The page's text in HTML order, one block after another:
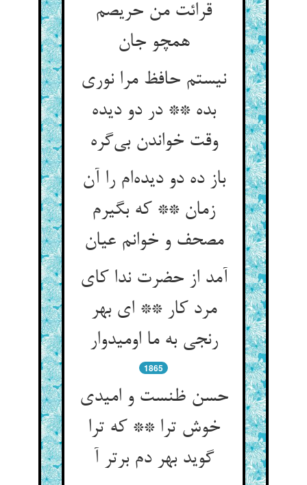
قرائت من حریصم
همچو جان
نیستم حافظ مرا نوری
بده ** در دو دیده
وقت خواندن بی‌گره
باز ده دو دیده‌ام را آن
زمان ** که بگیرم
مصحف و خوانم عیان
آمد از حضرت ندا کای
مرد کار ** ای بهر
رنجی به ما اومیدوار
1865
حسن ظنست و امیدی
خوش ترا ** که ترا
گوید بهر دم برتر آ